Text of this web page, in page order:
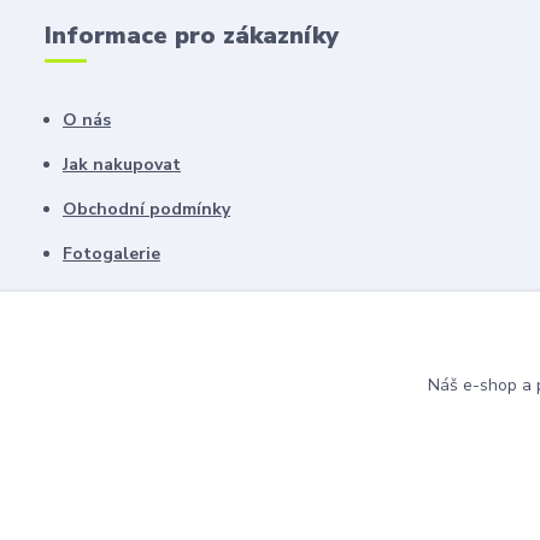
Informace pro zákazníky
O nás
Jak nakupovat
Obchodní podmínky
Fotogalerie
Kontakty
Náš e-shop a